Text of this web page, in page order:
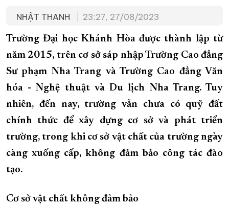
TRƯỜNG SA BIỂN ĐẢO QUÊ HƯƠNG
CHUNG TAY CẢI CÁCH HÀNH CHÍNH
XÂY DỰNG NÔNG THÔN MỚI LỊCH CẮT ĐIỆN
TÀU - XE - MÁY BAY
KỶ NIỆM 370 NĂM XÂY DỰNG VÀ PHÁT TRIỂN TỈNH KHÁNH HÒA
KHOẢNH KHẮC ĐẸP XỨ TRẦM
XÂY DỰNG KHÁNH HÒA TRỞ THÀNH THÀNH PHỐ TRỰC THUỘC
ĐẠI HỘI ĐẢNG CÁC CẤP TRANG CHỦ VỀ BÁO KHÁNH HÒA
NHẬT THANH 23:27, 27/08/2023
Trường Đại học Khánh Hòa được thành lập từ
năm 2015, trên cơ sở sáp nhập Trường Cao đẳng
Sư phạm Nha Trang và Trường Cao đẳng Văn
hóa - Nghệ thuật và Du lịch Nha Trang. Tuy
nhiên, đến nay, trường vẫn chưa có quỹ đất
chính thức để xây dựng cơ sở và phát triển
trường, trong khi cơ sở vật chất của trường ngày
càng xuống cấp, không đảm bảo công tác đào
tạo.
Cơ sở vật chất không đảm bảo